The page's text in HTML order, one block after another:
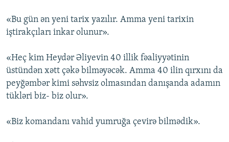
«Bu gün ən yeni tarix yazılır. Amma yeni tarixin
iştirakçıları inkar olunur».
«Heç kim Heydər Əliyevin 40 illik fəaliyyətinin
üstündən xətt çəkə bilməyəcək. Amma 40 ilin qırxını da
peyğəmbər kimi səhvsiz olmasından danışanda adamın
tükləri biz- biz olur».
«Biz komandanı vahid yumruğa çevirə bilmədik».